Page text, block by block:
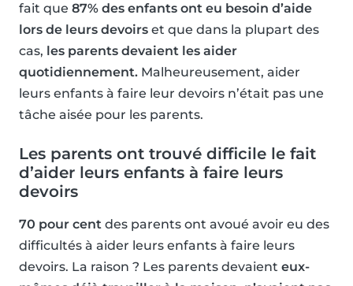
fait que 87% des enfants ont eu besoin d’aide
lors de leurs devoirs et que dans la plupart des
cas, les parents devaient les aider
quotidiennement. Malheureusement, aider
leurs enfants à faire leur devoirs n’était pas une
tâche aisée pour les parents.
Les parents ont trouvé difficile le fait
d’aider leurs enfants à faire leurs
devoirs
70 pour cent des parents ont avoué avoir eu des
difficultés à aider leurs enfants à faire leurs
devoirs. La raison ? Les parents devaient eux-